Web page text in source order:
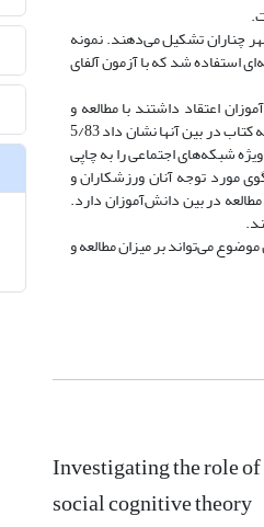
چناران تشکیل می‌دهند. نمونه
استفاده شد که با آزمون آلفای
اعتقاد داشتند با مطالعه و
کتابخوانی نمی‌توان به موفقیت و ثروت دست یافت. مطالعۀ غیردرسی جایگاه بسیار پایینی در اوقات فراعت دانش‌آموزان دارد. بررسی وضعیت مطالعه کتاب در بین آنها نشان داد 5/83
شبکه‌های اجتماعی را به چاپی
مورد توجه آنان ورزشکاران و
در بین دانش‌آموزان دارد.
موضوع می‌تواند بر میزان مطالعه و
Investigating the role
social cognitive theory